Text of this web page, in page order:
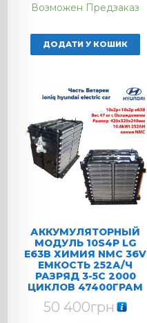
Возможен Предзаказ
ДОДАТИ У КОШИК
АККУМУЛЯТОРНЫЙ
МОДУЛЬ 10S4P LG
E63B ХИМИЯ NMC 36V
ЕМКОСТЬ 252А/Ч
РАЗРЯД 3-5C 2000
ЦИКЛОВ 47400ГРАМ
50 400грн